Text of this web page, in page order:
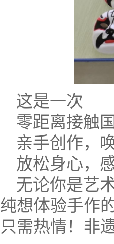
这是一次
零距离接触
亲手创作，
放松身心，
无论你是艺
纯想体验手作
只需热情！非